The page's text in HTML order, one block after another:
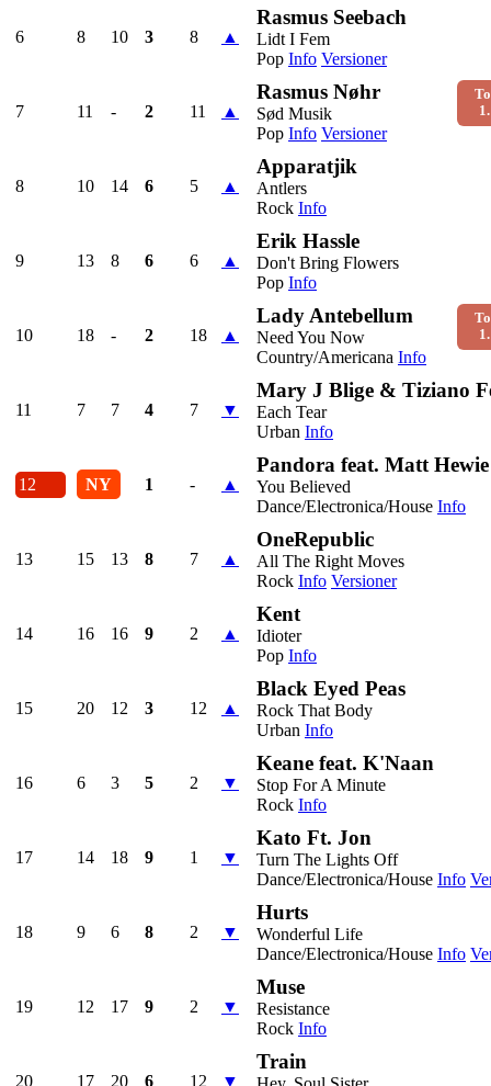
6 8 10 3 8 ▲
Rasmus Seebach
Lidt I Fem
Pop Info Versioner
7 11 - 2 11 ▲
Rasmus Nøhr
Sød Musik
Pop Info Versioner
8 10 14 6 5 ▲
Apparatjik
Antlers
Rock Info
9 13 8 6 6 ▲
Erik Hassle
Don't Bring Flowers
Pop Info
10 18 - 2 18 ▲
Lady Antebellum
Need You Now
Country/Americana Info
11 7 7 4 7 ▼
Mary J Blige & Tiziano
Each Tear
Urban Info
12 NY 1 - ▲
Pandora feat. Matt Hewie
You Believed
Dance/Electronica/House Info
13 15 13 8 7 ▲
OneRepublic
All The Right Moves
Rock Info Versioner
14 16 16 9 2 ▲
Kent
Idioter
Pop Info
15 20 12 3 12 ▲
Black Eyed Peas
Rock That Body
Urban Info
16 6 3 5 2 ▼
Keane feat. K'Naan
Stop For A Minute
Rock Info
17 14 18 9 1 ▼
Kato Ft. Jon
Turn The Lights Off
Dance/Electronica/House Info
18 9 6 8 2 ▼
Hurts
Wonderful Life
Dance/Electronica/House Info
19 12 17 9 2 ▼
Muse
Resistance
Rock Info
20 17 20 6 12 ▼
Train